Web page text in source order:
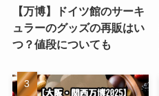
【万博】ドイツ館のサーキ
ュラーのグッズの再販はい
つ？値段についても